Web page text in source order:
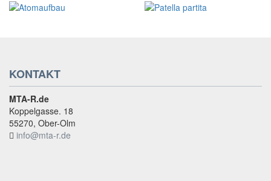
KONTAKT
MTA-R.de
Koppelgasse. 18
55270, Ober-Olm
info@mta-r.de